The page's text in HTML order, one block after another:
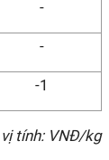
-
-
-1
tính: VNĐ/kg